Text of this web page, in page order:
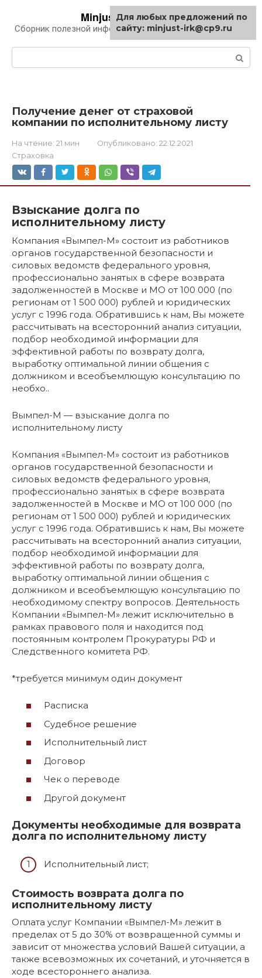
контенту
Minjust-irk.ru
Сборник полезной информации про автомобили
Получение денег от страховой
компании по исполнительному листу
На чтение: 21 мин Опубликовано: 22.12.2021
Страховка
Взыскание долга по
исполнительному листу
Компания «Вымпел-М» состоит из работников
органов государственной безопасности и
силовых ведомств федерального уровня,
профессионально занятых в сфере возврата
задолженностей в Москве и МО от 100 000 (по
регионам от 1 500 000) рублей и юридических
услуг с 1996 года. Обратившись к нам, Вы можете
рассчитывать на всесторонний анализ ситуации,
подбор необходимой информации для
эффективной работы по возврату долга,
выработку оптимальной линии общения с
должником и всеобъемлющую консультацию по
необхо..
Вымпел-М — взыскание долга по
исполнительному листу
Компания «Вымпел-М» состоит из работников
органов государственной безопасности и
силовых ведомств федерального уровня,
профессионально занятых в сфере возврата
задолженностей в Москве и МО от 100 000 (по
регионам от 1 500 000) рублей и юридических
услуг с 1996 года. Обратившись к нам, Вы можете
рассчитывать на всесторонний анализ ситуации,
подбор необходимой информации для
эффективной работы по возврату долга,
выработку оптимальной линии общения с
должником и всеобъемлющую консультацию по
необходимому спектру вопросов. Деятельность
Компании «Вымпел-М» лежит исключительно в
рамках правового поля и находится под
постоянным контролем Прокуратуры РФ и
Следственного комитета РФ.
*требуется минимум один документ
Расписка
Судебное решение
Исполнительный лист
Договор
Чек о переводе
Другой документ
Документы необходимые для возврата
долга по исполнительному листу
Исполнительный лист;
Стоимость возврата долга по
исполнительному листу
Оплата услуг Компании «Вымпел-М» лежит в
пределах от 5 до 30% от возвращенной суммы и
зависит от множества условий Вашей ситуации, а
также всевозможных их сочетаний, и уточняется в
ходе всестороннего анализа.
Для любых предложений по
сайту: minjust-irk@cp9.ru